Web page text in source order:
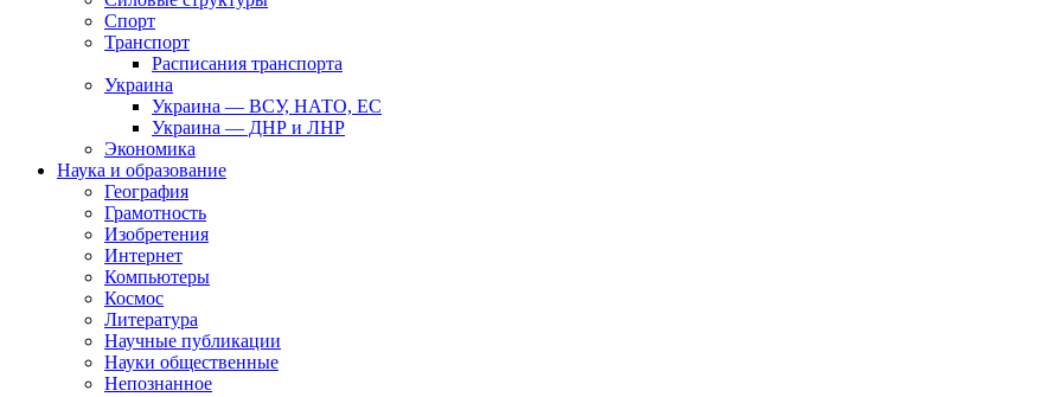
Спорт
Транспорт
Расписания транспорта
Украина
Украина — ВСУ, НАТО, ЕС
Украина — ДНР и ЛНР
Экономика
Наука и образование
География
Грамотность
Изобретения
Интернет
Компьютеры
Космос
Литература
Научные публикации
Науки общественные
Непознанное